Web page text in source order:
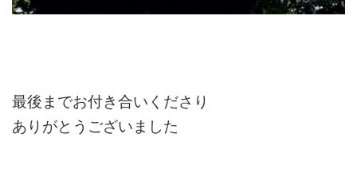
最後までお付き合いくださり
ありがとうございました